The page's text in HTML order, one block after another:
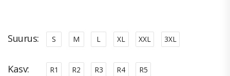
Suurus S M L XL XXL 3XL
Kasv R1 R2 R3 R4 R5